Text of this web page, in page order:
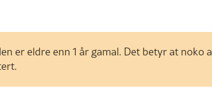
er eldre enn 1 år gamal. Det betyr at noko